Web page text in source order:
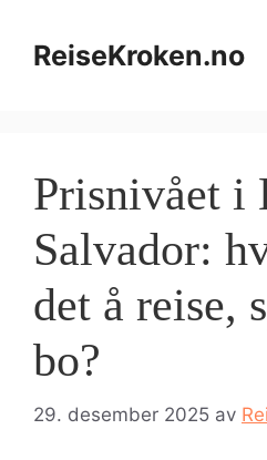
innholdReiseKroken.no
Prisnivået i
Salvador:
det å reise,
bo?
29. desember 2025 av